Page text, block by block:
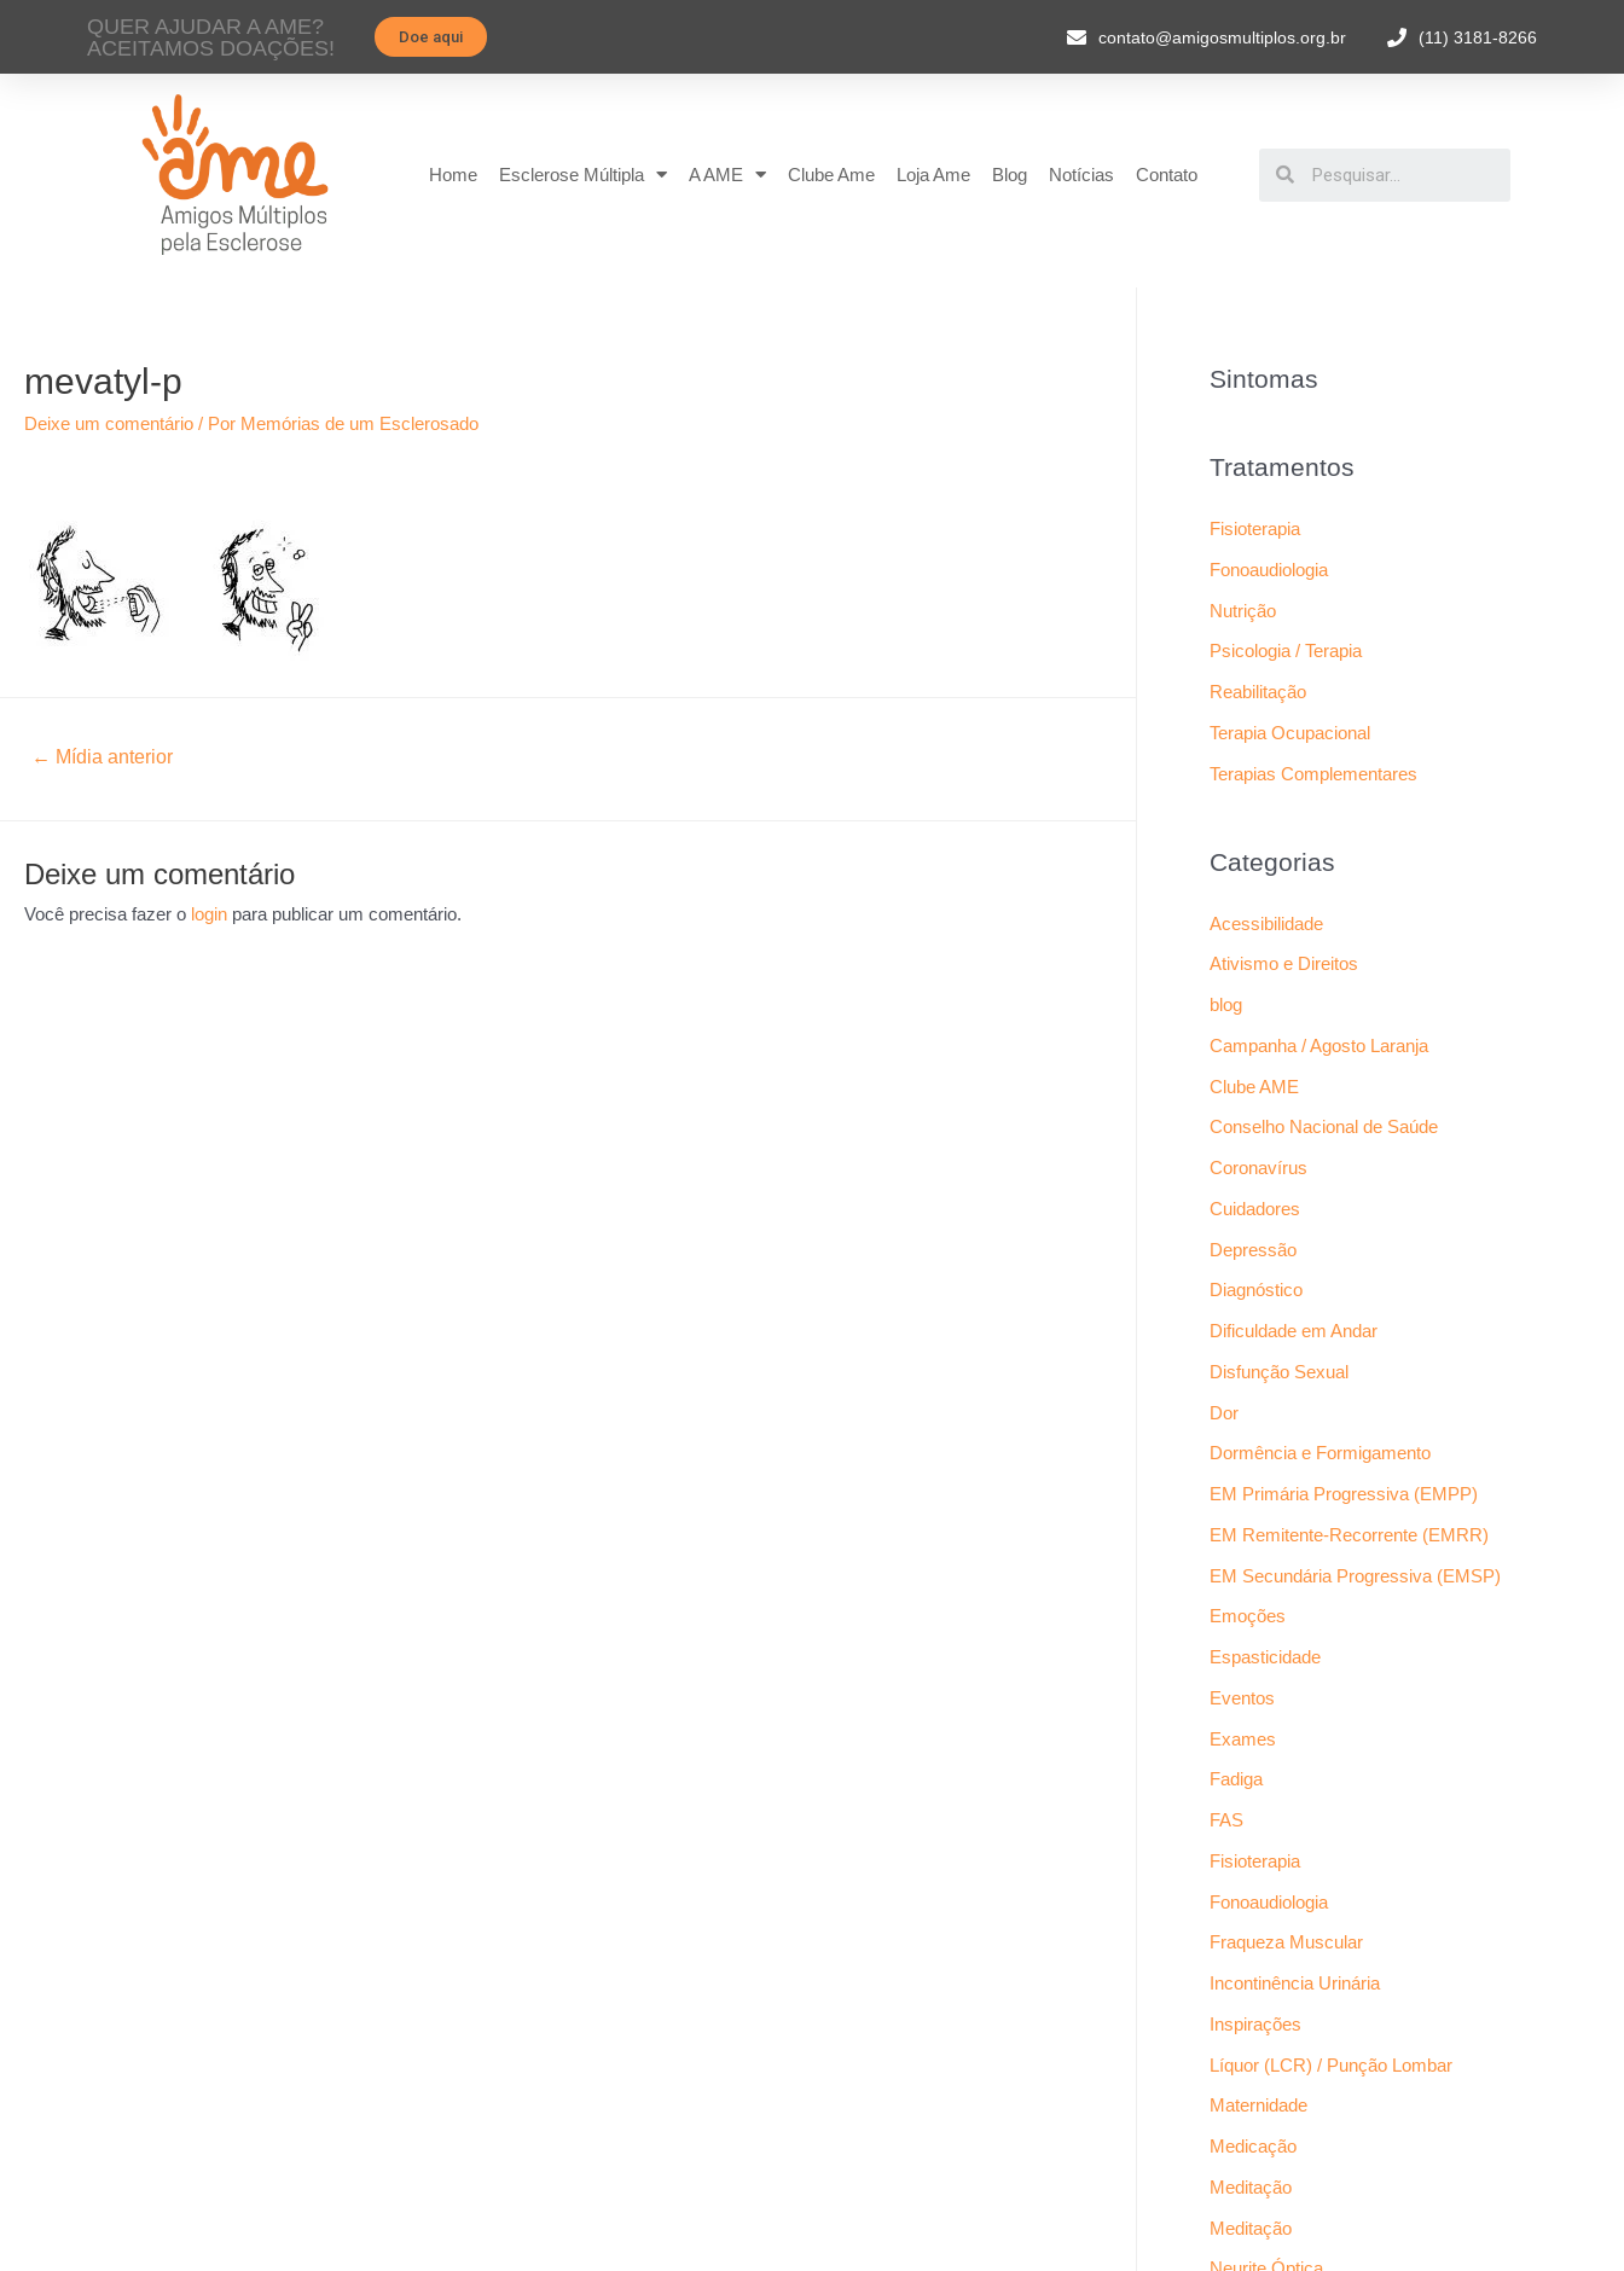
QUER AJUDAR A AME?
ACEITAMOS DOAÇÕES!
Doe aqui contato@amigosmultiplos.org.br (11) 3181-8266
Home Esclerose Múltipla A AME Clube Ame Loja Ame Blog Notícias Contato
mevatyl-p
Deixe um comentário / Por Memórias de um Esclerosado
← Mídia anterior
Deixe um comentário
Você precisa fazer o login para publicar um comentário.
Sintomas
Tratamentos
Fisioterapia
Fonoaudiologia
Nutrição
Psicologia / Terapia
Reabilitação
Terapia Ocupacional
Terapias Complementares
Categorias
Acessibilidade
Ativismo e Direitos
blog
Campanha / Agosto Laranja
Clube AME
Conselho Nacional de Saúde
Coronavírus
Cuidadores
Depressão
Diagnóstico
Dificuldade em Andar
Disfunção Sexual
Dor
Dormência e Formigamento
EM Primária Progressiva (EMPP)
EM Remitente-Recorrente (EMRR)
EM Secundária Progressiva (EMSP)
Emoções
Espasticidade
Eventos
Exames
Fadiga
FAS
Fisioterapia
Fonoaudiologia
Fraqueza Muscular
Incontinência Urinária
Inspirações
Líquor (LCR) / Punção Lombar
Maternidade
Medicação
Meditação
Meditação